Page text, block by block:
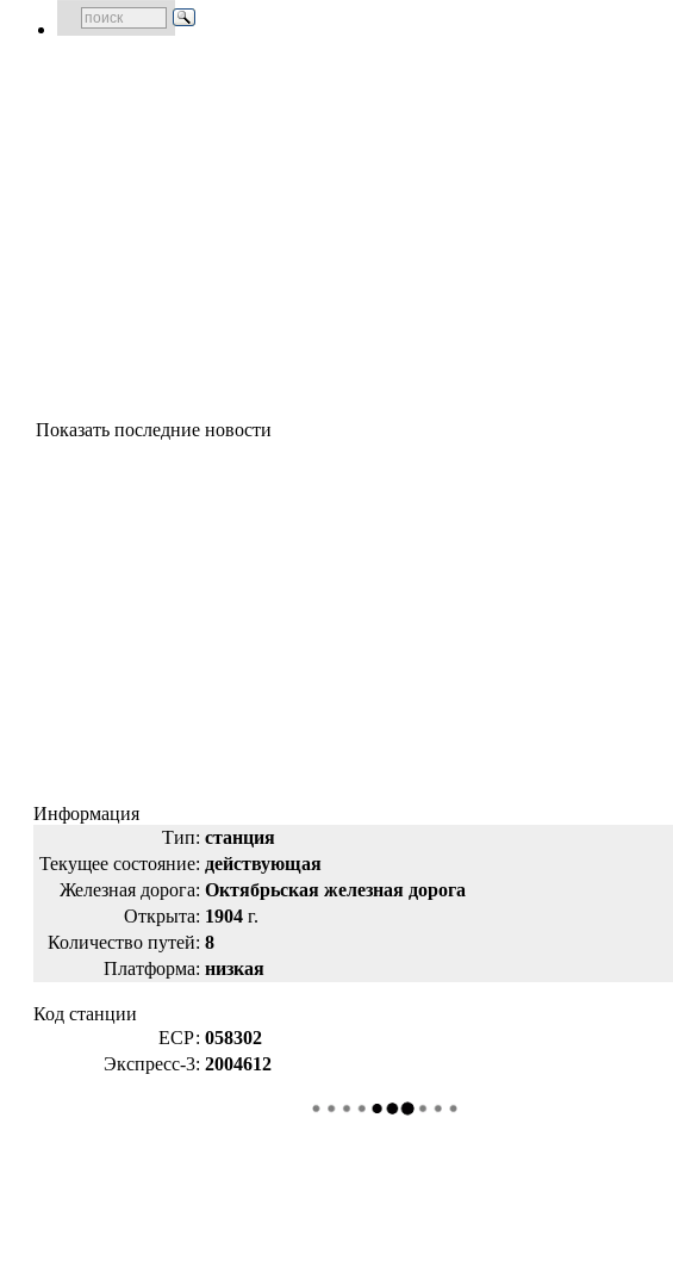
Показать последние новости
Информация
Тип: станция
Текущее состояние: действующая
Железная дорога: Октябрьская железная дорога
Открыта: 1904 г.
Количество путей: 8
Платформа: низкая
Код станции
ЕСР: 058302
Экспресс-3: 2004612